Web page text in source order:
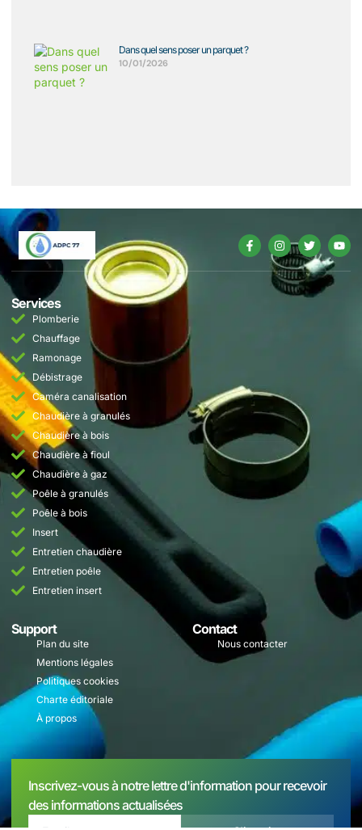
Dans quel sens poser un parquet ?
10/01/2026
Services
Plomberie
Chauffage
Ramonage
Débistrage
Caméra canalisation
Chaudière à granulés
Chaudière à bois
Chaudière à fioul
Chaudière à gaz
Poêle à granulés
Poêle à bois
Insert
Entretien chaudière
Entretien poêle
Entretien insert
Support
Plan du site
Mentions légales
Politiques cookies
Charte éditoriale
À propos
Contact
Nous contacter
Inscrivez-vous à notre lettre d'information pour recevoir
des informations actualisées